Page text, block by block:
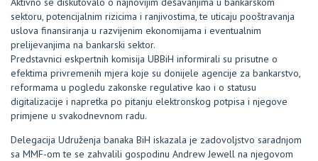
sektoru, potencijalnim rizicima i ranjivostima, te uticaju pooštravanja
uslova finansiranja u razvijenim ekonomijama i eventualnim
prelijevanjima na bankarski sektor.
Predstavnici eskpertnih komisija UBBiH informirali su prisutne o
efektima privremenih mjera koje su donijele agencije za bankarstvo,
reformama u pogledu zakonske regulative kao i o statusu
digitalizacije i napretka po pitanju elektronskog potpisa i njegove
primjene u svakodnevnom radu.
Delegacija Udruženja banaka BiH iskazala je zadovoljstvo saradnjom
sa MMF-om te se zahvalili gospodinu Andrew Jewell na njegovom